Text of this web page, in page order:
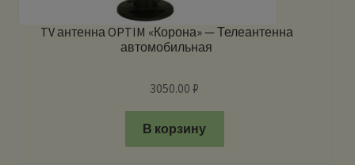
TV антенна OPTIM «Корона» — Телеантенна
автомобильная
3050.00₽
В корзину